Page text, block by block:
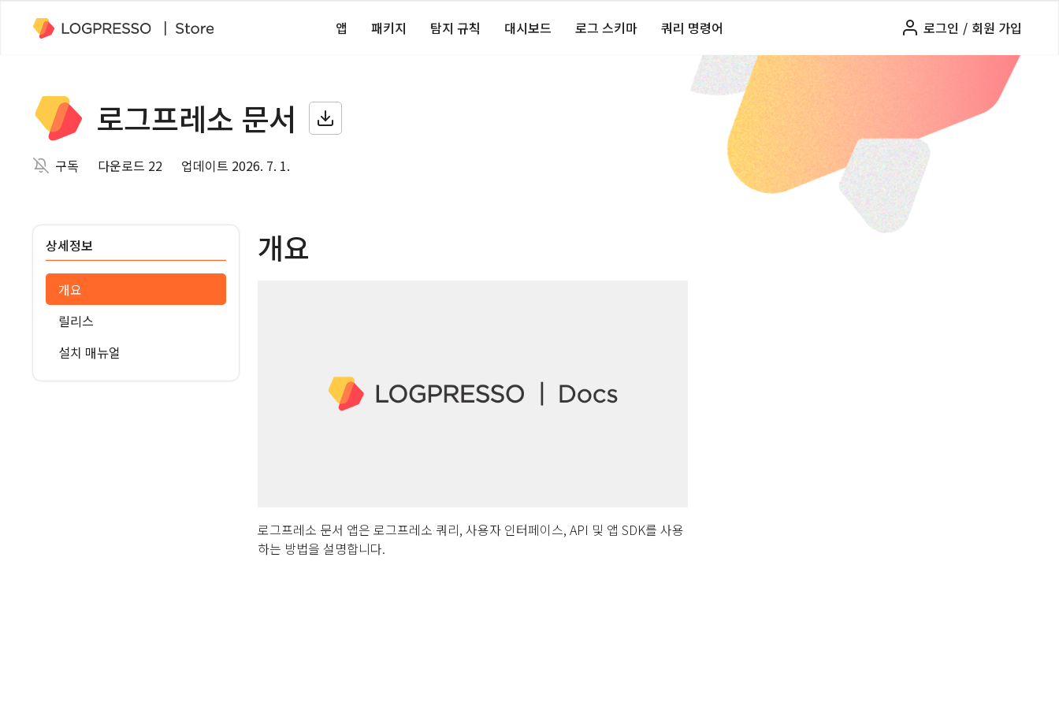
앱 패키지 탐지 규칙 대시보드 로그 스키마 쿼리 명령어 로그인 / 회원 가입
로그프레소 문서
구독 다운로드 22 업데이트 2026. 7. 1.
상세정보
개요
릴리스
설치 매뉴얼
개요
로그프레소 문서 앱은 로그프레소 쿼리, 사용자 인터페이스, API 및 앱 SDK를 사용
하는 방법을 설명합니다.